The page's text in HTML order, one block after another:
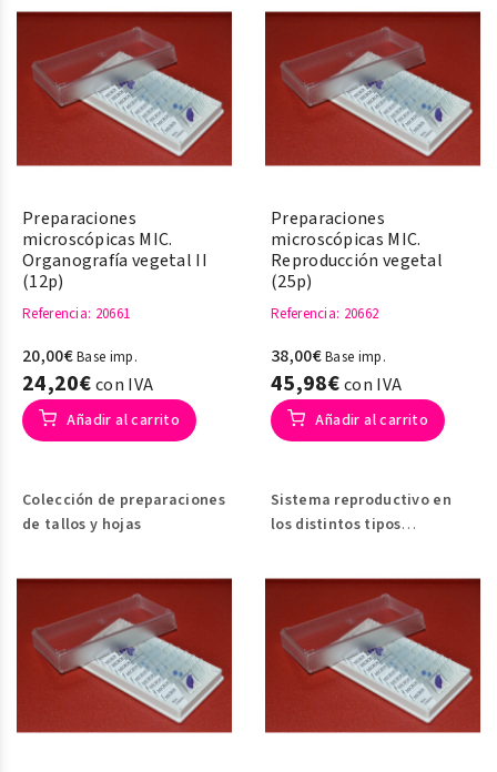
órganos reproductivos
Preparaciones
microscópicas MIC.
Organografía vegetal II
(12p)
Referencia: 20661
20,00€Base imp.
24,20€con IVA
Añadir al carrito
Colección de preparaciones
de tallos y hojas
Preparaciones
microscópicas MIC.
Reproducción vegetal
(25p)
Referencia: 20662
38,00€Base imp.
45,98€con IVA
Añadir al carrito
Sistema reproductivo en
los distintos tipos
variedades con flores